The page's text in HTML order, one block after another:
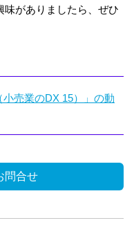
味がありましたら、ぜひ
売業のDX 15）」の動
問合せ